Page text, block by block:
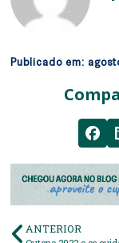
Publicado em:
ANTERIOR